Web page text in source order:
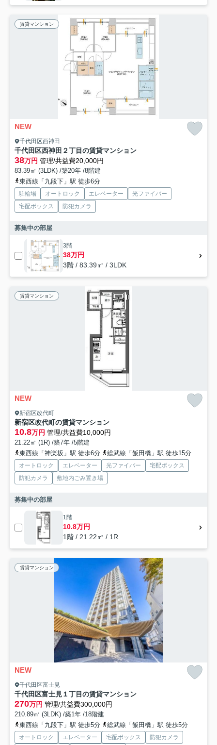
賃貸マンション
NEW
千代田区西神田
千代田区西神田２丁目の賃貸マンション
38万円 管理/共益費20,000円
83.39㎡ (3LDK) /築20年 /8階建
東西線「九段下」駅 徒歩6分
駐輪場 オートロック エレベーター
光ファイバー
宅配ボックス
防犯カメラ
募集中の部屋
3階
38万円
3階 / 83.39㎡ / 3LDK
賃貸マンション
NEW
新宿区改代町
新宿区改代町の賃貸マンション
10.8万円 管理/共益費10,000円
21.22㎡ (1R) /築7年 /5階建
東西線「神楽坂」駅 徒歩6分
総武線「飯田橋」駅 徒歩15分
オートロック エレベーター 光ファイバー
宅配ボックス
防犯カメラ
敷地内ごみ置き場
募集中の部屋
1階
10.8万円
1階 / 21.22㎡ / 1R
賃貸マンション
NEW
千代田区富士見
千代田区富士見１丁目の賃貸マンション
270万円 管理/共益費300,000円
210.89㎡ (3LDK) /築1年 /18階建
東西線「九段下」駅 徒歩5分
総武線「飯田橋」駅 徒歩5分
オートロック エレベーター 宅配ボックス
防犯カメラ